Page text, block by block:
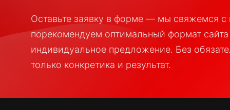
Оставьте заявку в форме — мы свяжемся с
порекомендуем оптимальный формат
индивидуальное предложение. Без
только конкретика и результат.